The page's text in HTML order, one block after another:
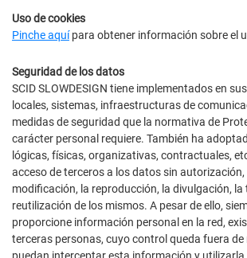
Uso de cookies
Pinche aquípara obtener información sobre el
Seguridad de los datos
SCID SLOWDESIGN tiene implementados en
locales, sistemas, infraestructuras de
medidas de seguridad que la normativa de
carácter personal requiere. También ha
lógicas, físicas, organizativas, contractuales,
acceso de terceros a los datos sin
modificación, la reproducción, la divulgación, la
reutilización de los mismos. A pesar de ello,
proporcione información personal en la red,
terceras personas, cuyo control queda fuera de